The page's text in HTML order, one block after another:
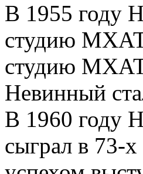
В 1955 году
студию МХАТ
студию МХАТ
Невинный
В 1960 году
сыграл в 73-